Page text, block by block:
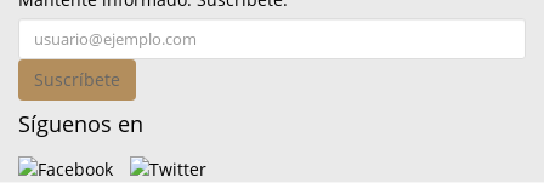
Suscríbete
Síguenos en